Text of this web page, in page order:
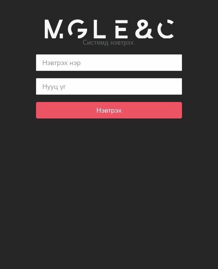
Системд нэвтрэх.
Нэвтрэх